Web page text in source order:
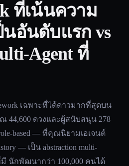
ที่เน้นความ
อันดับแรก vs
Agent ที่
เฉพาะที่ได้ดาวมากที่สุดบน
44,600 ดวงและผู้สนับสนุน 278
based — ที่คุณนิยามเอเจนต์
— เป็น abstraction multi-
มี นักพัฒนากว่า 100,000 คนได้